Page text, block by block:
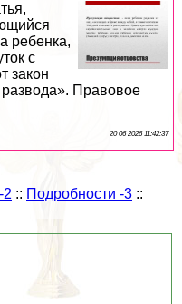
ребенка,
с
закон
Правовое
20 06 2026 11:42:37
2 :: Подробности -3 ::